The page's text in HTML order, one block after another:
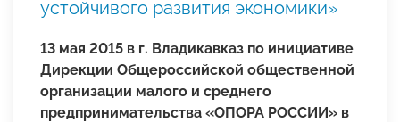
устойчивого развития экономики»
13 мая 2015 в г. Владикавказ по инициативе
Дирекции Общероссийской общественной
организации малого и среднего
предпринимательства «ОПОРА РОССИИ» в